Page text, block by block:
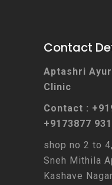
Contact
Aptashri
Clinic
Contact :
+9173877
shop no 2 to
Sneh Mithila
Kashave